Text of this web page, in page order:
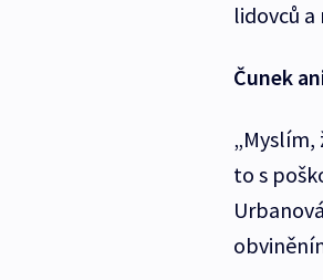
lidovců
Čunek
„Myslím,
to s